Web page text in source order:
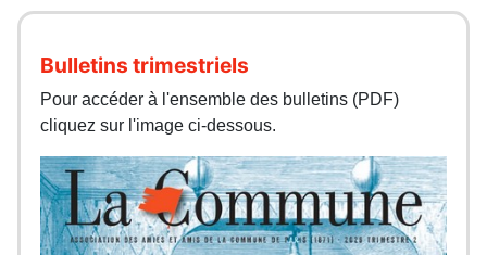
Bulletins trimestriels
Pour accéder à l'ensemble des bulletins (PDF)
cliquez sur l'image ci-dessous.